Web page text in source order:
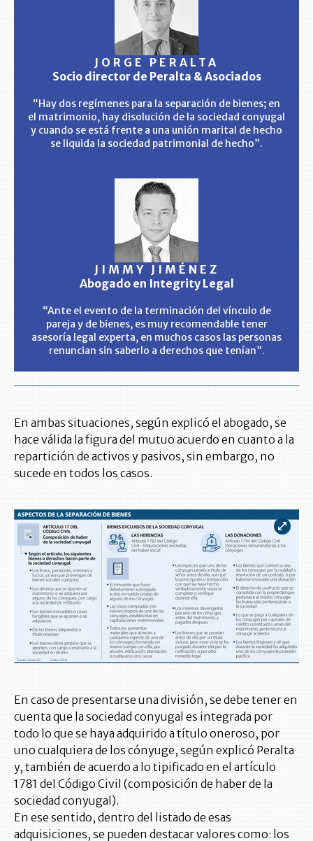
JORGE PERALTA
Socio director de Peralta & Asociados
“Hay dos regímenes para la separación de bienes; en
el matrimonio, hay disolución de la sociedad conyugal
y cuando se está frente a una unión marital de hecho
se liquida la sociedad patrimonial de hecho”.
JIMMY JIMÉNEZ
Abogado en Integrity Legal
“Ante el evento de la terminación del vínculo de
pareja y de bienes, es muy recomendable tener
asesoría legal experta, en muchos casos las personas
renuncian sin saberlo a derechos que tenían”.
En ambas situaciones, según explicó el abogado, se
hace válida la figura del mutuo acuerdo en cuanto a la
repartición de activos y pasivos, sin embargo, no
sucede en todos los casos.
En caso de presentarse una división, se debe tener en
cuenta que la sociedad conyugal es integrada por
todo lo que se haya adquirido a título oneroso, por
uno cualquiera de los cónyuge, según explicó Peralta
y, también de acuerdo a lo tipificado en el artículo
1781 del Código Civil (composición de haber de la
sociedad conyugal).
En ese sentido, dentro del listado de esas
adquisiciones, se pueden destacar valores como: los